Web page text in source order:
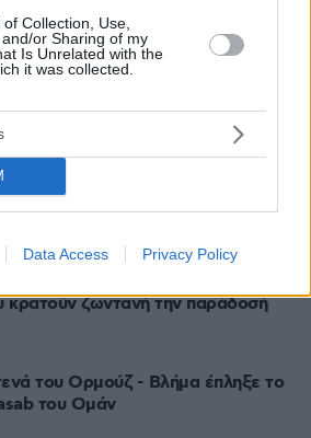
Collection, Use,
or Sharing of my
Is Unrelated with the
it was collected.
Data Access Privacy Policy
με την Athens Kallithea:
είμαστε ανοικτοί στο
δείτε βίντεο
ξέρετε για τις αντιδράσεις μιας
Άγιο Νεκτάριο
κρατούν ζωντανή την παράδοσή
του Ορμούζ - Βλήμα έπληξε το
του Ομάν